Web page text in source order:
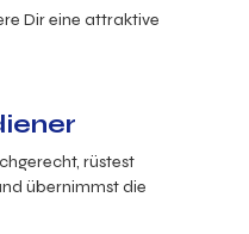
Dir eine attraktive
rüstest
übernimmst die